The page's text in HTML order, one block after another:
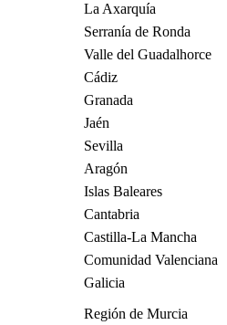
La Axarquía
Serranía de Ronda
Valle del Guadalhorce
Cádiz
Granada
Jaén
Sevilla
Aragón
Islas Baleares
Cantabria
Castilla-La Mancha
Comunidad Valenciana
Galicia
Región de Murcia